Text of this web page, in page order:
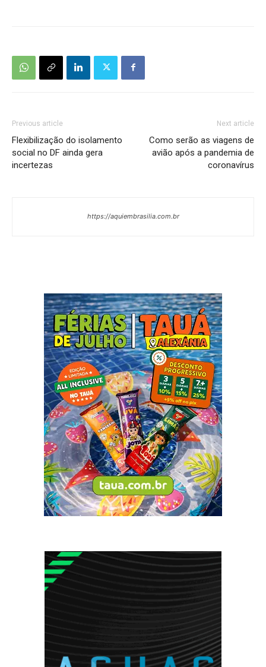
Previous article
Flexibilização do isolamento
social no DF ainda gera
incertezas
Next article
Como serão as viagens de
avião após a pandemia de
coronavírus
https://aquiembrasilia.com.br